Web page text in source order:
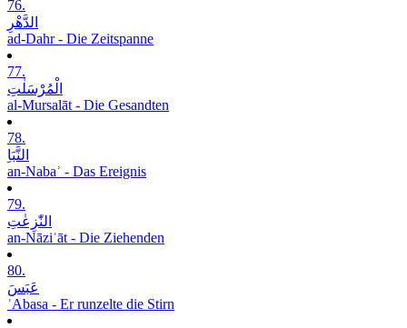
76.
الدَّھْرِ
ad-Dahr - Die Zeitspanne
77.
الْمُرْسَلٰتِ
al-Mursalāt - Die Gesandten
78.
النَّبَاِ
an-Nabaʾ - Das Ereignis
79.
النّٰزِعٰتِ
an-Nāziʿāt - Die Ziehenden
80.
عَبَسَ
ʿAbasa - Er runzelte die Stirn